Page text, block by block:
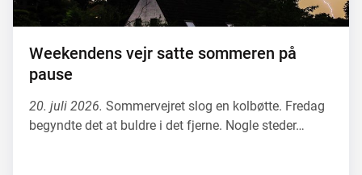
Weekendens vejr satte sommeren på
pause
20. juli 2026. Sommervejret slog en kolbøtte. Fredag
begyndte det at buldre i det fjerne. Nogle steder…